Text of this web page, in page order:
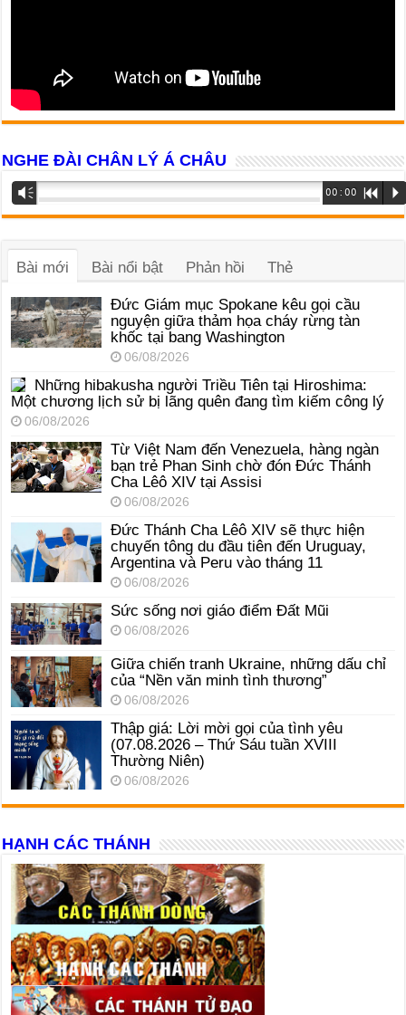
NGHE ĐÀI CHÂN LÝ Á CHÂU
Trình
phát
âm
Vm 00:00 R P
Bài mới Bài nổi bật Phản hồi Thẻ
Đức Giám mục Spokane kêu gọi cầu
nguyện giữa thảm họa cháy rừng tàn
khốc tại bang Washington
06/08/2026
Những hibakusha người Triều Tiên tại Hiroshima:
Một chương lịch sử bị lãng quên đang tìm kiếm công lý
06/08/2026
Từ Việt Nam đến Venezuela, hàng ngàn
bạn trẻ Phan Sinh chờ đón Đức Thánh
Cha Lêô XIV tại Assisi
06/08/2026
Đức Thánh Cha Lêô XIV sẽ thực hiện
chuyến tông du đầu tiên đến Uruguay,
Argentina và Peru vào tháng 11
06/08/2026
Sức sống nơi giáo điểm Đất Mũi
06/08/2026
Giữa chiến tranh Ukraine, những dấu chỉ
của “Nền văn minh tình thương”
06/08/2026
Thập giá: Lời mời gọi của tình yêu
(07.08.2026 – Thứ Sáu tuần XVIII
Thường Niên)
06/08/2026
HẠNH CÁC THÁNH